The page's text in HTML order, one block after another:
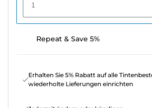
1
Repeat & Save 5%
Erhalten Sie 5% Rabatt auf alle
wiederholte Lieferungen einrichten